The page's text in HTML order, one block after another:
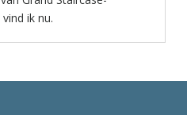
ik nu.